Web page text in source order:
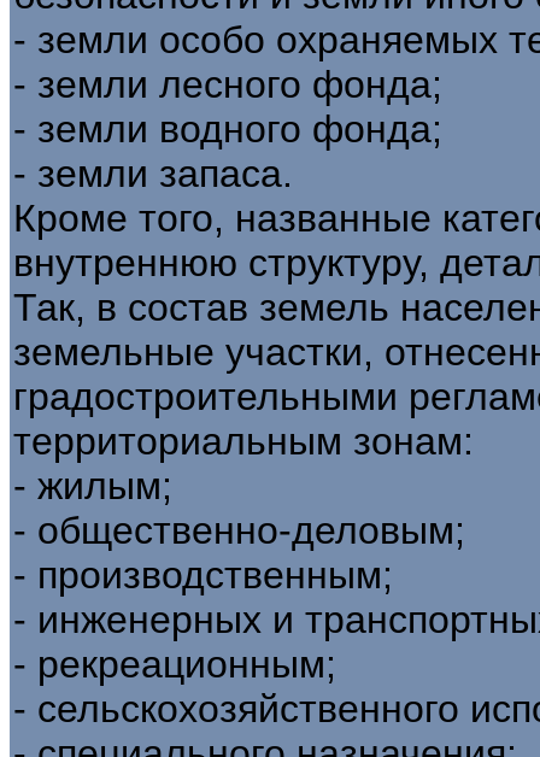
- земли особо охраняемых
- земли лесного фонда;
- земли водного фонда;
- земли запаса.
Кроме того, названные
внутреннюю структуру,
Так, в состав земель
земельные участки,
градостроительными
территориальным зонам:
- жилым;
- общественно-деловым;
- производственным;
- инженерных и
- рекреационным;
- сельскохозяйственного